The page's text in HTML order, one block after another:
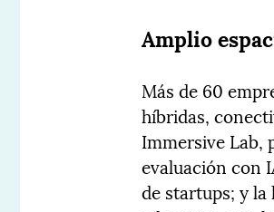
Amplio
Más de 60
híbridas,
Immersive Lab,
evaluación con
de startups; y